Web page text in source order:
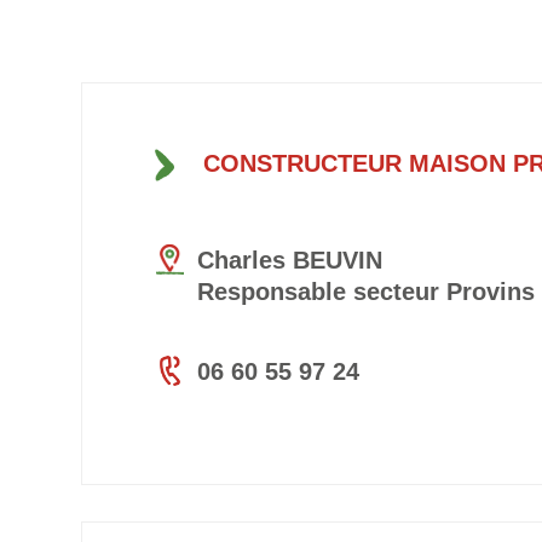
CONSTRUCTEUR MAISON
Charles BEUVIN
Responsable secteur Provins
06 60 55 97 24